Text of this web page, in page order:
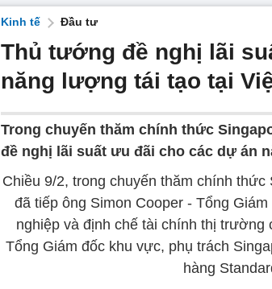
Kinh tế Đầu tư
Thủ tướng đề nghị lãi
năng lượng tái tạo tại
Trong chuyến thăm chính thức
đề nghị lãi suất ưu đãi cho các dự án
Chiều 9/2, trong chuyến thăm chính
đã tiếp ông Simon Cooper - Tổng
nghiệp và định chế tài chính thị trường
Tổng Giám đốc khu vực, phụ trách
hàng